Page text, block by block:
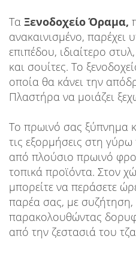
Τα Ξενοδοχείο Όραμα,
ανακαινισμένο, παρέχει
επιπέδου, ιδιαίτερο
και σουίτες. Το
οποία θα κάνει την
Πλαστήρα να μοιάζει
Το πρωινό σας ξύπνημα
τις εξορμήσεις στη
από πλούσιο πρωινό
τοπικά προϊόντα. Στον
μπορείτε να περάσετε
παρέα σας, με συζήτηση,
παρακολουθώντας
από την ζεστασιά του